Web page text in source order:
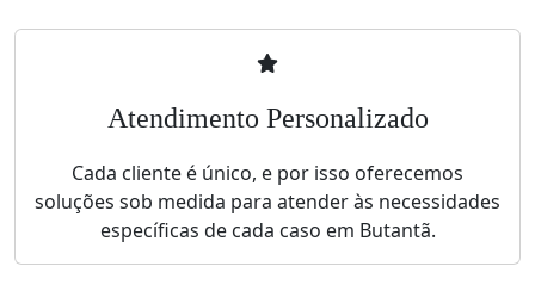
Atendimento Personalizado
Cada cliente é único, e por isso oferecemos
soluções sob medida para atender às necessidades
específicas de cada caso em Butantã.